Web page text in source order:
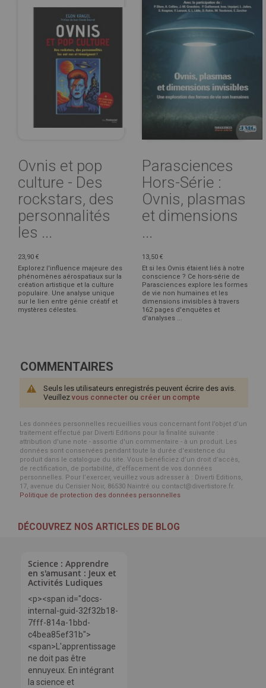
Ovnis et pop
culture - Des
rockstars, des
personnalités
les ...
23,90 €
Explorez l'influence majeure des
phénomènes aérospatiaux sur la
création artistique et la culture
populaire. Une analyse unique
sur le lien entre génie créatif et
mystères célestes.
Parasciences
Hors-Série :
Ovnis, plasmas
et dimensions
...
13,50 €
Et si les Ovnis étaient liés à notre
conscience ? Ce hors-série de
Parasciences explore les formes
de vie non humaines et les
dimensions invisibles à travers
162 pages d'enquêtes et
d'analyses ...
COMMENTAIRES
Seuls les utilisateurs enregistrés peuvent écrire des avis.
Veuillez vous connecter ou créer un compte
Les données personnelles recueillies vous concernant font l’objet d’un
traitement effectué par Diverti Editions pour la finalité suivante :
attribution d'une note - assortie d'un commentaire - à un produit. Les
données sont conservées pendant toute la durée d'existence du
produit dans le catalogue du site. Vous bénéficiez d’un droit d’accès,
de rectification, de portabilité, d’effacement de vos données
personnelles. Pour l’exercer, veuillez vous adresser à : Diverti Editions,
17, avenue du Cerisier Noir, 86530 Naintré ou contact@divertistore.fr.
Politique de protection des données personnelles
DÉCOUVREZ NOS ARTICLES DE BLOG
Science : Apprendre
en s'amusant : Jeux et
Activités Ludiques
<p><span id="docs-
internal-guid-32f32b18-
7fff-814a-1bbd-
c4bea85ef31b">
<span>L'apprentissage
ne doit pas être
ennuyeux. En intégrant
la science et